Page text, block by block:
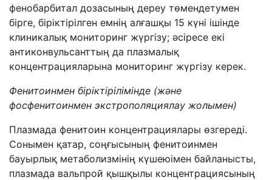
фенобарбитал дозасының дереу төмендетумен
бірге, біріктірілген емнің алғашқы 15 күні ішінде
клиникалық мониторинг жүргізу; әсіресе екі
антиконвульсанттың да плазмалық
концентрацияларына мониторинг жүргізу керек.
Фенитоинмен біріктірілімінде (және
фосфенитоинмен экстрополяциялау жолымен)
Плазмада фенитоин концентрациялары өзгереді.
Сонымен қатар, соңғысының фенитоинмен
бауырлық метаболизмінің күшеюімен байланысты,
плазмада вальпрой қышқылы концентрациясының